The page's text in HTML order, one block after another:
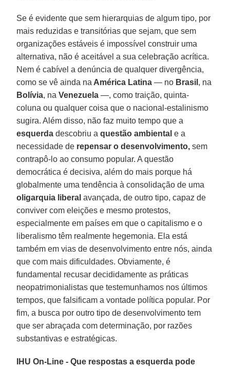
Se é evidente que sem hierarquias de algum tipo, por
mais reduzidas e transitórias que sejam, que sem
organizações estáveis é impossível construir uma
alternativa, não é aceitável a sua celebração acrítica.
Nem é cabível a denúncia de qualquer divergência,
como se vê ainda na América Latina — no Brasil , na
Bolívia, naVenezuela —, como traição, quinta-
coluna ou qualquer coisa que o nacional-estalinismo
sugira. Além disso, não faz muito tempo que a
esquerda descobriu a questão ambiental e a
necessidade de repensar o desenvolvimento, sem
contrapô-lo ao consumo popular. A questão
democrática é decisiva, além do mais porque há
globalmente uma tendência à consolidação de uma
oligarquia liberal avançada, de outro tipo, capaz de
conviver com eleições e mesmo protestos,
especialmente em países em que o capitalismo e o
liberalismo têm realmente hegemonia. Ela está
também em vias de desenvolvimento entre nós, ainda
que com mais dificuldades. Obviamente, é
fundamental recusar decididamente as práticas
neopatrimonialistas que testemunhamos nos últimos
tempos, que falsificam a vontade política popular. Por
fim, a busca por outro tipo de desenvolvimento tem
que ser abraçada com determinação, por razões
substantivas e estratégicas.
IHU On-Line - Que respostas a esquerda pode